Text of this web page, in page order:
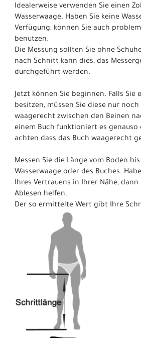
Idealerweise verwenden Sie einen
Wasserwaage. Haben Sie keine
Verfügung, können Sie auch
benutzen.
Die Messung sollten Sie ohne
nach Schnitt kann dies, das
durchgeführt werden.
Jetzt können Sie beginnen. Falls Sie
besitzen, müssen Sie diese nur
waagerecht zwischen den Beinen
einem Buch funktioniert es genauso
achten dass das Buch waagerecht
Messen Sie die Länge vom Boden
Wasserwaage oder des Buches.
Ihres Vertrauens in Ihrer Nähe, dann
Ablesen helfen.
Der so ermittelte Wert gibt Ihre